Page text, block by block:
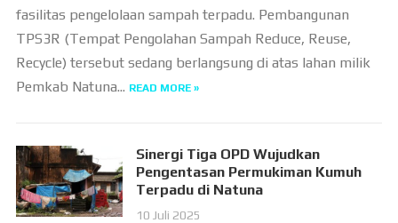
fasilitas pengelolaan sampah terpadu. Pembangunan
TPS3R (Tempat Pengolahan Sampah Reduce, Reuse,
Recycle) tersebut sedang berlangsung di atas lahan milik
Pemkab Natuna... READ MORE »
Sinergi Tiga OPD Wujudkan
Pengentasan Permukiman Kumuh
Terpadu di Natuna
10 Juli 2025